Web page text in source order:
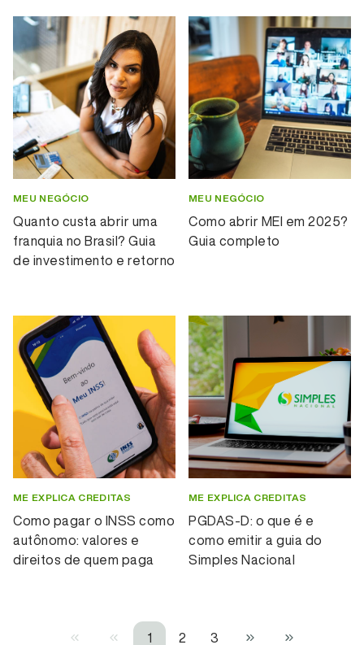
MEU NEGÓCIO
Quanto custa abrir uma
franquia no Brasil? Guia
de investimento e retorno
MEU NEGÓCIO
Como abrir MEI em 2025?
Guia completo
ME EXPLICA CREDITAS
Como pagar o INSS como
autônomo: valores e
direitos de quem paga
ME EXPLICA CREDITAS
PGDAS-D: o que é e
como emitir a guia do
Simples Nacional
1 2 3